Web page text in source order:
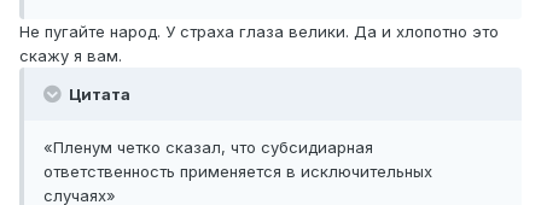
Не пугайте народ. У страха глаза велики. Да и хлопотно это
скажу я вам.
Цитата
«Пленум четко сказал, что субсидиарная
ответственность применяется в исключительных
случаях»